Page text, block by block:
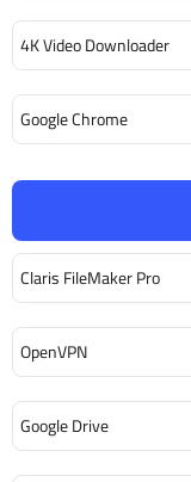
Claris FileMaker Pro
OpenVPN
Google Drive
4K Video Downloader
Google Chrome